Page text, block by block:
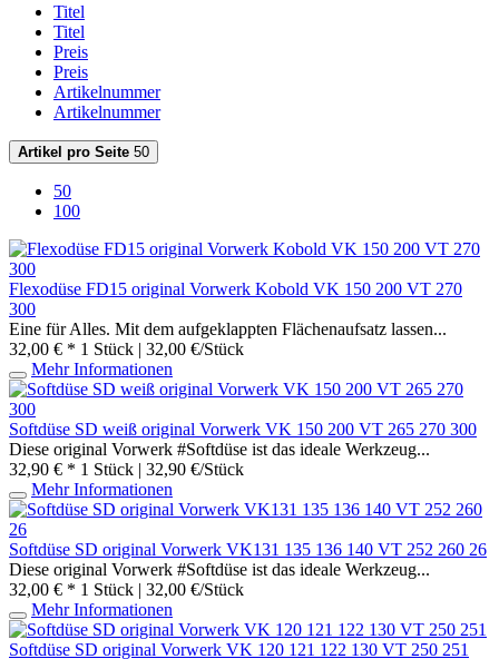
Titel
Titel
Preis
Preis
Artikelnummer
Artikelnummer
Artikel pro Seite 50
50
100
Flexodüse FD15 original Vorwerk Kobold VK 150 200 VT 270
300
Eine für Alles. Mit dem aufgeklappten Flächenaufsatz lassen...
32,00 € * 1 Stück | 32,00 €/Stück
Mehr Informationen
Softdüse SD weiß original Vorwerk VK 150 200 VT 265 270 300
Diese original Vorwerk #Softdüse ist das ideale Werkzeug...
32,90 € * 1 Stück | 32,90 €/Stück
Mehr Informationen
Softdüse SD original Vorwerk VK131 135 136 140 VT 252 260 26
Diese original Vorwerk #Softdüse ist das ideale Werkzeug...
32,00 € * 1 Stück | 32,00 €/Stück
Mehr Informationen
Softdüse SD original Vorwerk VK 120 121 122 130 VT 250 251